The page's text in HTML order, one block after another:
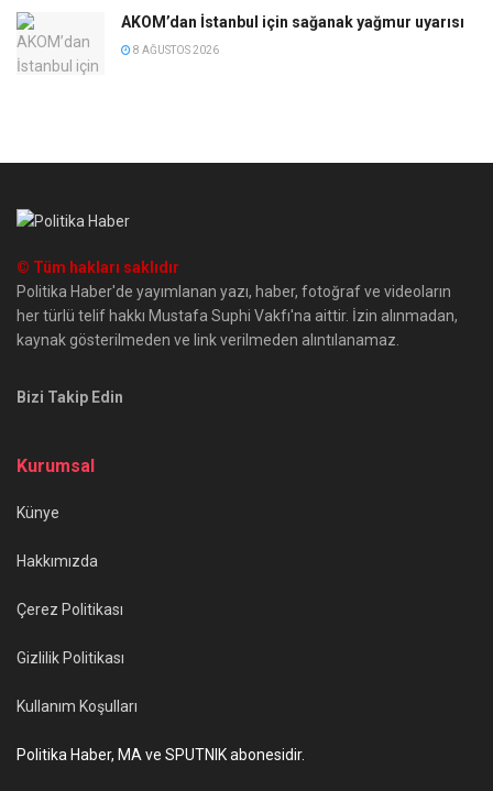
AKOM’dan İstanbul için sağanak yağmur uyarısı
8 AĞUSTOS 2026
© Tüm hakları saklıdır
Politika Haber'de yayımlanan yazı, haber, fotoğraf ve videoların
her türlü telif hakkı Mustafa Suphi Vakfı'na aittir. İzin alınmadan,
kaynak gösterilmeden ve link verilmeden alıntılanamaz.
Bizi Takip Edin
Kurumsal
Künye
Hakkımızda
Çerez Politikası
Gizlilik Politikası
Kullanım Koşulları
Politika Haber, MA ve SPUTNIK abonesidir.